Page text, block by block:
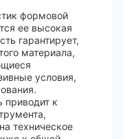
формовой
ее высокая
гарантирует,
материала,
условия,
приводит к
техническое